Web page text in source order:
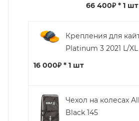
66 400₽ * 1 шт
Крепления для
Platinum 3 2021 L/XL
16 000₽ * 1 шт
Чехол на колесах
Black 145